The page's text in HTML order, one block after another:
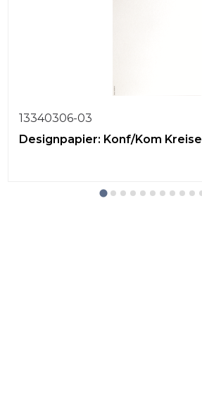
13340306-03
Designpapier: Konf/Kom Kreise